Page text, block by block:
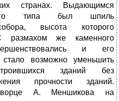
странах. Выдающимся
типа был шпиль
высота которого
же каменного
и его
возможно уменьшить
зданий без
прочности зданий.
А. Меншикова на